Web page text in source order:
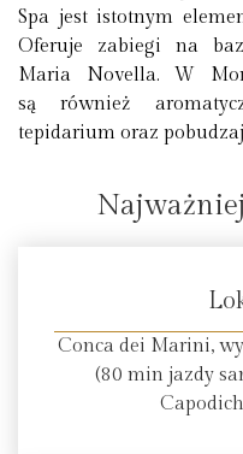
Spa jest istotnym
Oferuje zabiegi na
Maria Novella. W
są również
tepidarium oraz
Conca dei Marini,
(80 min jazdy